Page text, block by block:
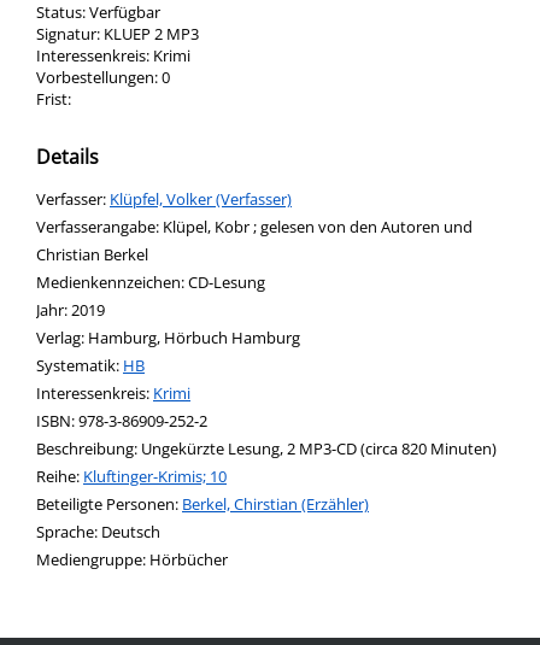
Status:Verfügbar
Signatur: KLUEP 2 MP3
Interessenkreis: Krimi
Vorbestellungen:0
Frist:
Details
Verfasser: Suche nach diesem Verfasser
Klüpfel, Volker (Verfasser)
Verfasserangabe: Klüpel, Kobr ; gelesen von den Autoren und
Christian Berkel
Medienkennzeichen:CD-Lesung
Jahr:2019
Verlag: Hamburg, Hörbuch Hamburg
opens in new tab
Diesen Link in neuem Tab öffnen
Systematik: Suche nach dieser Systematik
HB
Interessenkreis: Suche nach diesem Interessenskreis
Krimi
ISBN:978-3-86909-252-2
Beschreibung: Ungekürzte Lesung, 2 MP3-CD (circa 820 Minuten)
Reihe: Kluftinger-Krimis; 10
Beteiligte Personen: Suche nach dieser Beteiligten Person
Berkel, Chirstian (Erzähler)
Sprache: Deutsch
Mediengruppe: Hörbücher